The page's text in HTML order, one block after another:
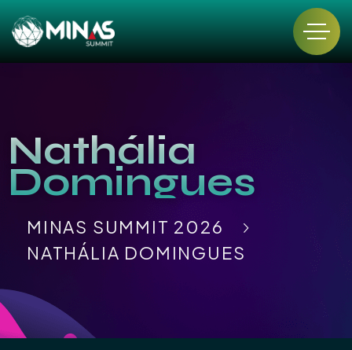
Nathália
Domingues
MINAS SUMMIT 2026
NATHÁLIA DOMINGUES